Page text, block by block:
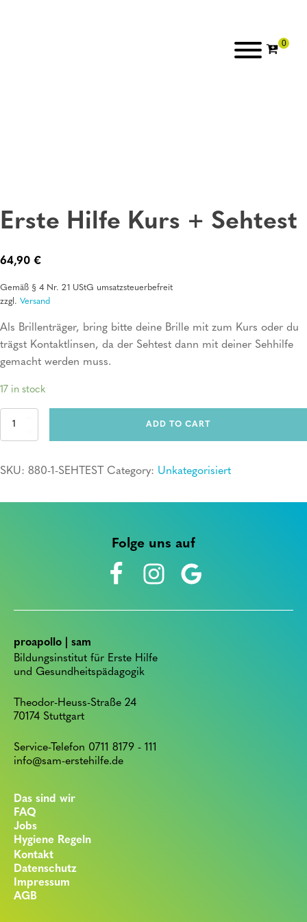
Erste Hilfe Kurs + Sehtest
64,90 €
Gemäß § 4 Nr. 21 UStG umsatzsteuerbefreit
zzgl. Versand
Als Brillenträger, bring bitte deine Brille mit zum Kurs oder du
trägst Kontaktlinsen, da der Sehtest dann mit deiner Sehhilfe
gemacht werden muss.
17 in stock
Erste
Sehtest
ADD TO CART
SKU: 880-1-SEHTEST Category: Unkategorisiert
Folge uns auf
proapollo | sam
Bildungsinstitut für Erste Hilfe
und Gesundheitspädagogik
Theodor-Heuss-Straße 24
70174 Stuttgart
Service-Telefon 0711 8179 - 111
info@sam-erstehilfe.de
Das sind wir
FAQ
Jobs
Hygiene Regeln
Kontakt
Datenschutz
Impressum
AGB